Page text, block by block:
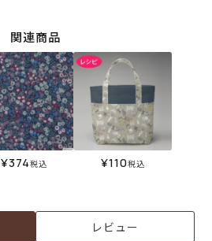
関連商品
¥374税込 ¥110税込
レビュー